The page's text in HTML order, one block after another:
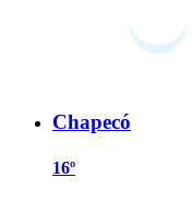
Chapecó
16º